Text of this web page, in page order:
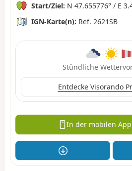
Start/Ziel: N 47.655776° / E
IGN-Karte(n): Ref. 2621SB
Stündliche
Entdecke Visorando
In der mobilen